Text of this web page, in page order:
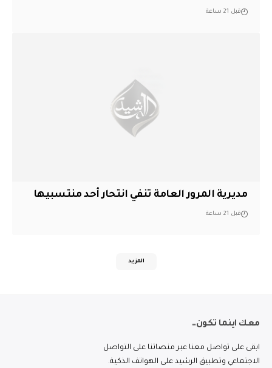
قبل 21 ساعة
مديرية المرور العامة تنفي انتحار أحد منتسبيها
قبل 21 ساعة
المزيد
معك اينما تكون..
ابقى على تواصل معنا عبر منصاتنا على التواصل
الاجتماعي وتطبيق الرشيد على الهواتف الذكية.